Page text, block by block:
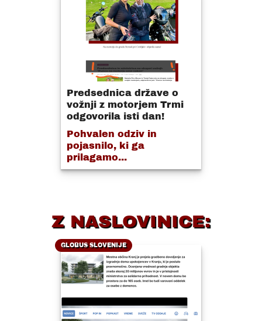
Predsednica države o
vožnji z motorjem Trmi
odgovorila isti dan!
Pohvalen odziv in
pojasnilo, ki ga
prilagamo...
Z NASLOVINICE:
GLOBUS SLOVENIJE